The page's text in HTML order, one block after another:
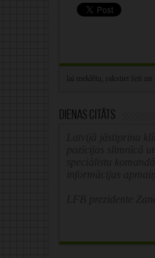
Dienas citāts